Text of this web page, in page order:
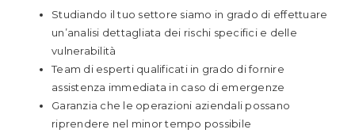
Studiando il tuo settore siamo in grado di effettuare
un’analisi dettagliata dei rischi specifici e delle
vulnerabilità
Team di esperti qualificati in grado di fornire
assistenza immediata in caso di emergenze
Garanzia che le operazioni aziendali possano
riprendere nel minor tempo possibile